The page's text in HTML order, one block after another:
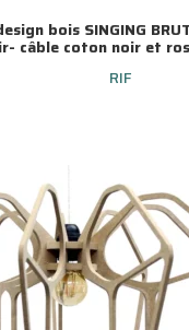
bois SINGING
câble coton noir et
RIF